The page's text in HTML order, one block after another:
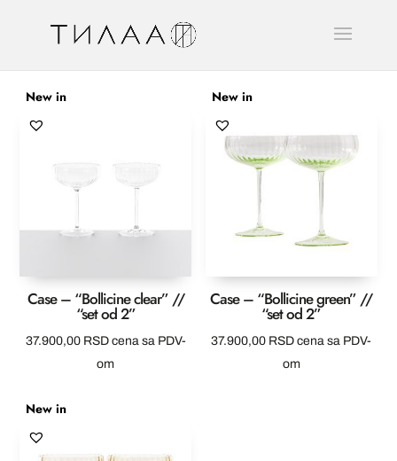
New in
Case – “Bollicine clear” //
“set od 2”
37.900,00 RSD cena sa PDV-
om
New in
Case – “Bollicine green” //
“set od 2”
37.900,00 RSD cena sa PDV-
om
New in